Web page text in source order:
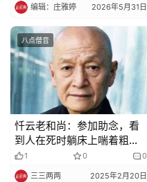
编辑：庄雅婷 2026年5月31日
八点僧音
忏云老和尚：参加助念，看
到人在死时躺床上喘着粗
气，忍受着肉体最后煎熬，
会突然感悟到…
1 0 0
三三两两 2025年2月20日